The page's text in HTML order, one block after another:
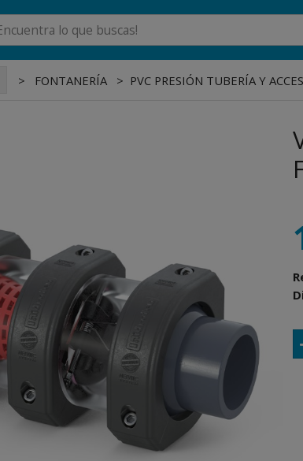
FONTANERÍA PVC PRESIÓN TUBERÍA Y